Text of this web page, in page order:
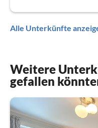
Alle Unterkünfte
Weitere
gefallen